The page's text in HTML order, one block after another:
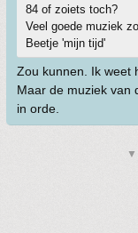
84 of zoiets toch?
Veel goede muziek
Beetje 'mijn tijd'
Zou kunnen. Ik weet
Maar de muziek van
in orde.
▼